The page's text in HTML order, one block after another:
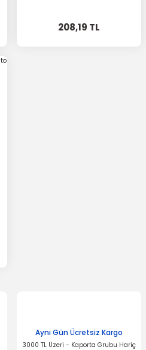
208,19 TL
Aynı Gün Ücretsiz Kargo
3000 TL Üzeri - Kaporta Grubu Hariç